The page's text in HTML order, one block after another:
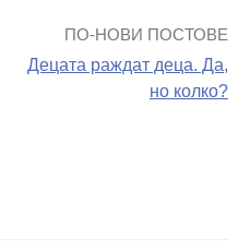
ПО-НОВИ ПОСТОВЕ
Децата раждат деца. Да,
но колко?